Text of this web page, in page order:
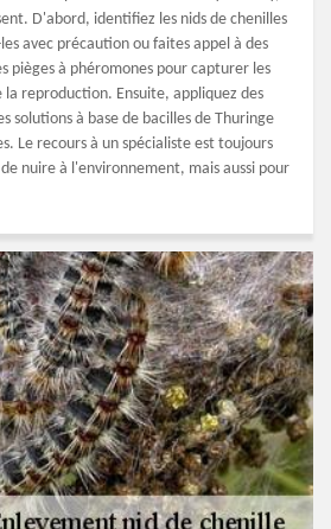
D'abord, identifiez les nids de chenilles
avec précaution ou faites appel à des
pièges à phéromones pour capturer les
reproduction. Ensuite, appliquez des
solutions à base de bacilles de Thuringe
Le recours à un spécialiste est toujours
nuire à l'environnement, mais aussi pour